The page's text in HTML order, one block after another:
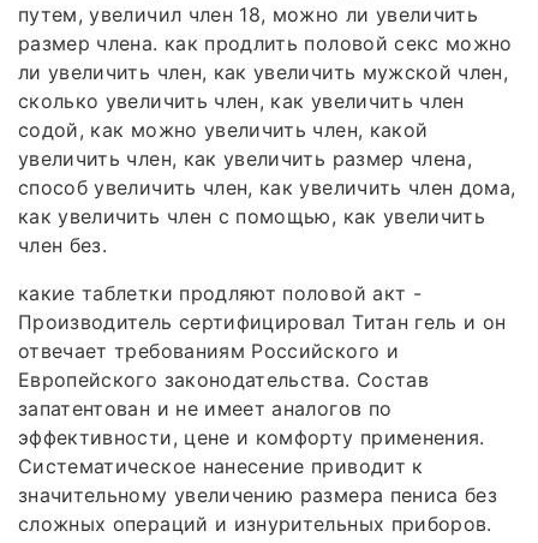
путем, увеличил член 18, можно ли увеличить
размер члена. как продлить половой секс можно
ли увеличить член, как увеличить мужской член,
сколько увеличить член, как увеличить член
содой, как можно увеличить член, какой
увеличить член, как увеличить размер члена,
способ увеличить член, как увеличить член дома,
как увеличить член с помощью, как увеличить
член без.
какие таблетки продляют половой акт -
Производитель сертифицировал Титан гель и он
отвечает требованиям Российского и
Европейского законодательства. Состав
запатентован и не имеет аналогов по
эффективности, цене и комфорту применения.
Систематическое нанесение приводит к
значительному увеличению размера пениса без
сложных операций и изнурительных приборов.